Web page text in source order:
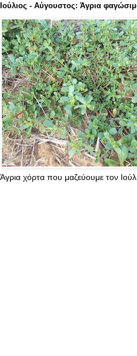
Ιούλιος - Αύγουστος: Άγρια
Άγρια χόρτα που μαζεύουμε τον